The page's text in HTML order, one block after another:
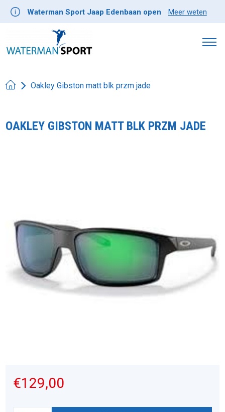
Waterman Sport Jaap Edenbaan open Meer weten
Oakley Gibston matt blk przm jade
OAKLEY GIBSTON MATT BLK PRZM JADE
€129,00